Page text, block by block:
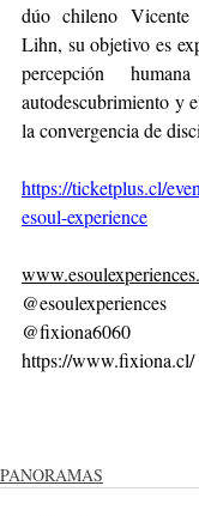
dúo chileno
Lihn, su objetivo es
percepción
autodescubrimiento y
la convergencia de
https://ticketplus.cl/
esoul-experience
@esoulexperiences
@fixiona6060
https://www.fixiona.cl/
PANORAMAS